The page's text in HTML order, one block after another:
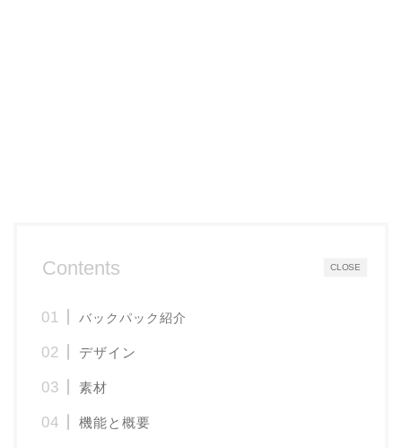
CLOSE
Contents
バックパック紹介
デザイン
素材
機能と概要